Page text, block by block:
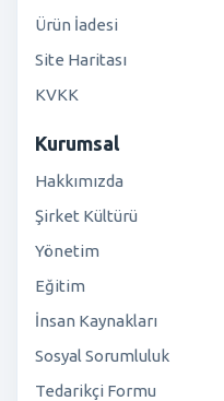
Ürün İadesi
Site Haritası
KVKK
Kurumsal
Hakkımızda
Şirket Kültürü
Yönetim
Eğitim
İnsan Kaynakları
Sosyal Sorumluluk
Tedarikçi Formu